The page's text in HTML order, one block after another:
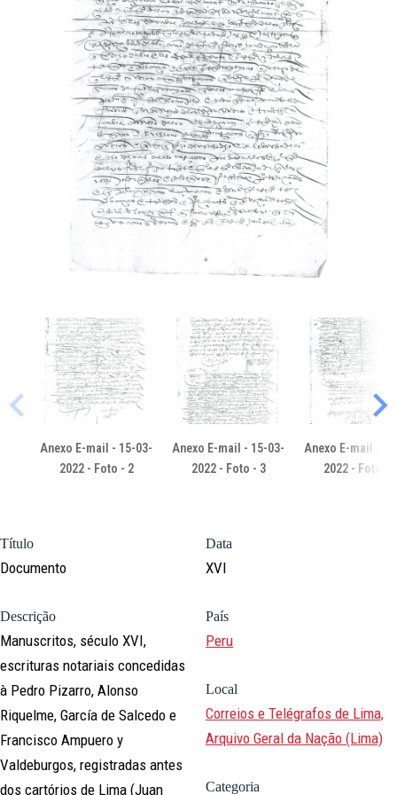
Anexo E-mail - 15-03-
2022 - Foto - 2
Anexo E-mail - 15-03-
2022 - Foto - 3
Anexo E-mail -
2022 - Foto - 4
Título
Documento
Descrição
Manuscritos, século XVI,
escrituras notariais concedidas
à Pedro Pizarro, Alonso
Riquelme, García de Salcedo e
Francisco Ampuero y
Valdeburgos, registradas antes
dos cartórios de Lima (Juan
Data
XVI
País
Peru
Local
Correios e Telégrafos de Lima,
Arquivo Geral da Nação (Lima)
Categoria